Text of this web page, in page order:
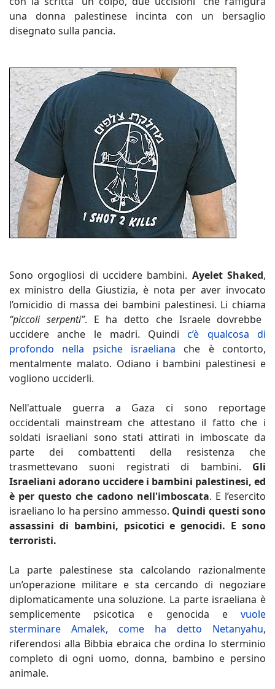
una donna palestinese incinta con un bersaglio
disegnato sulla pancia.
Sono orgogliosi di uccidere bambini. Ayelet Shaked,
ex ministro della Giustizia, è nota per aver invocato
l’omicidio di massa dei bambini palestinesi. Li chiama
“piccoli serpenti”. E ha detto che Israele dovrebbe
uccidere anche le madri. Quindic’è qualcosa di
profondo nella psiche israeliana che è contorto,
mentalmente malato. Odiano i bambini palestinesi e
vogliono ucciderli.
Nell'attuale guerra a Gaza ci sono reportage
occidentali mainstream che attestano il fatto che i
soldati israeliani sono stati attirati in imboscate da
parte dei combattenti della resistenza che
trasmettevano suoni registrati di bambini. Gli
Israeliani adorano uccidere i bambini palestinesi, ed
è per questo che cadono nell'imboscata. E l’esercito
israeliano lo ha persino ammesso. Quindi questi sono
assassini di bambini, psicotici e genocidi. E sono
terroristi.
La parte palestinese sta calcolando razionalmente
un’operazione militare e sta cercando di negoziare
diplomaticamente una soluzione. La parte israeliana è
semplicemente psicotica e genocida e vuole
sterminare Amalek, come ha detto Netanyahu,
riferendosi alla Bibbia ebraica che ordina lo sterminio
completo di ogni uomo, donna, bambino e persino
animale.